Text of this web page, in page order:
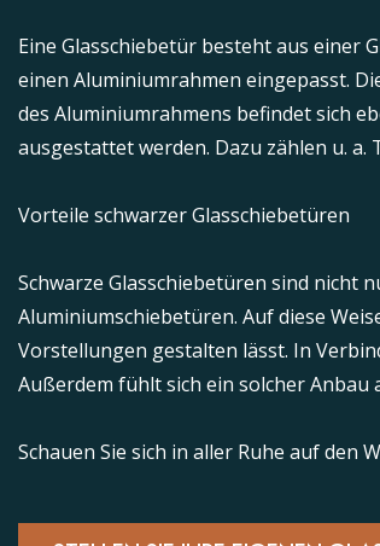
Eine Glasschiebetür besteht aus einer
einen Aluminiumrahmen eingepasst.
des Aluminiumrahmens befindet sich
ausgestattet werden. Dazu zählen u.
Vorteile schwarzer Glasschiebetüren
Schwarze Glasschiebetüren sind nicht
Aluminiumschiebetüren. Auf diese
Vorstellungen gestalten lässt. In
Außerdem fühlt sich ein solcher
Schauen Sie sich in aller Ruhe auf den